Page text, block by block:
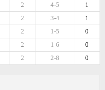
1
4-5
2
1
3-4
2
0
1-5
2
0
1-6
2
0
2-8
2